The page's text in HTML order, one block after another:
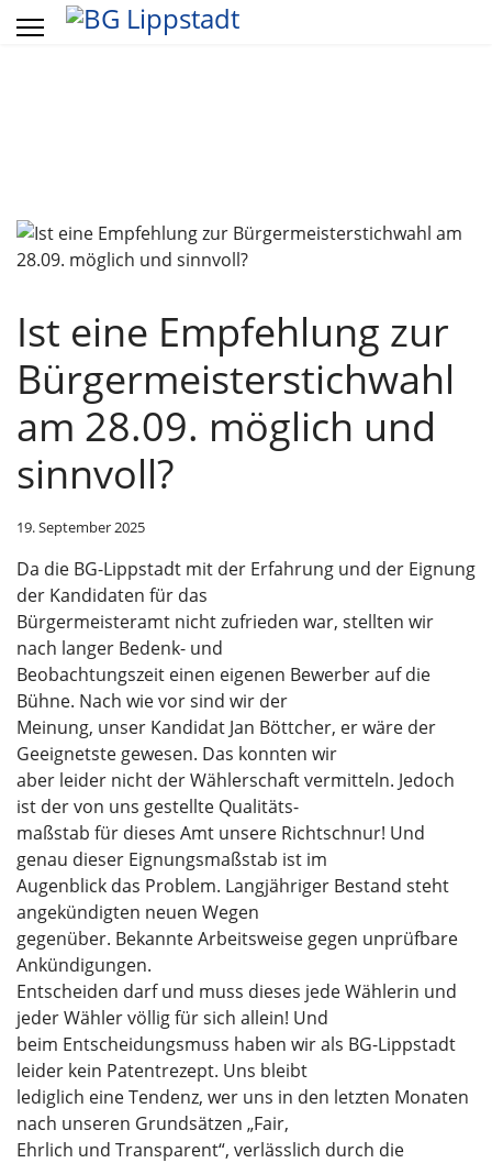
Ist eine Empfehlung zur
Bürgermeisterstichwahl
am 28.09. möglich und
sinnvoll?
19. September 2025
Da die BG-Lippstadt mit der Erfahrung und der Eignung
der Kandidaten für das
Bürgermeisteramt nicht zufrieden war, stellten wir
nach langer Bedenk- und
Beobachtungszeit einen eigenen Bewerber auf die
Bühne. Nach wie vor sind wir der
Meinung, unser Kandidat Jan Böttcher, er wäre der
Geeignetste gewesen. Das konnten wir
aber leider nicht der Wählerschaft vermitteln. Jedoch
ist der von uns gestellte Qualitäts-
maßstab für dieses Amt unsere Richtschnur! Und
genau dieser Eignungsmaßstab ist im
Augenblick das Problem. Langjähriger Bestand steht
angekündigten neuen Wegen
gegenüber. Bekannte Arbeitsweise gegen unprüfbare
Ankündigungen.
Entscheiden darf und muss dieses jede Wählerin und
jeder Wähler völlig für sich allein! Und
beim Entscheidungsmuss haben wir als BG-Lippstadt
leider kein Patentrezept. Uns bleibt
lediglich eine Tendenz, wer uns in den letzten Monaten
nach unseren Grundsätzen „Fair,
Ehrlich und Transparent“, verlässlich durch die
JahrMonat